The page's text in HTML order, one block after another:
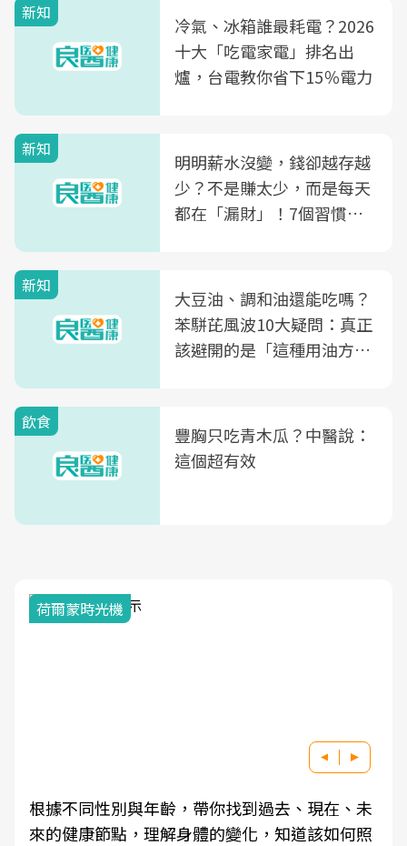
新知
冷氣、冰箱誰最耗電？2026
十大「吃電家電」排名出
爐，台電教你省下15％電力
新知
明明薪水沒變，錢卻越存越
少？不是賺太少，而是每天
都在「漏財」！7個習慣一
新知
大豆油、調和油還能吃嗎？
苯駢芘風波10大疑問：真正
該避開的是「這種用油方
飲食
豐胸只吃青木瓜？中醫說：
這個超有效
荷爾蒙時光機
根據不同性別與年齡，帶你找到過去、現在、未
來的健康節點，理解身體的變化，知道該如何照